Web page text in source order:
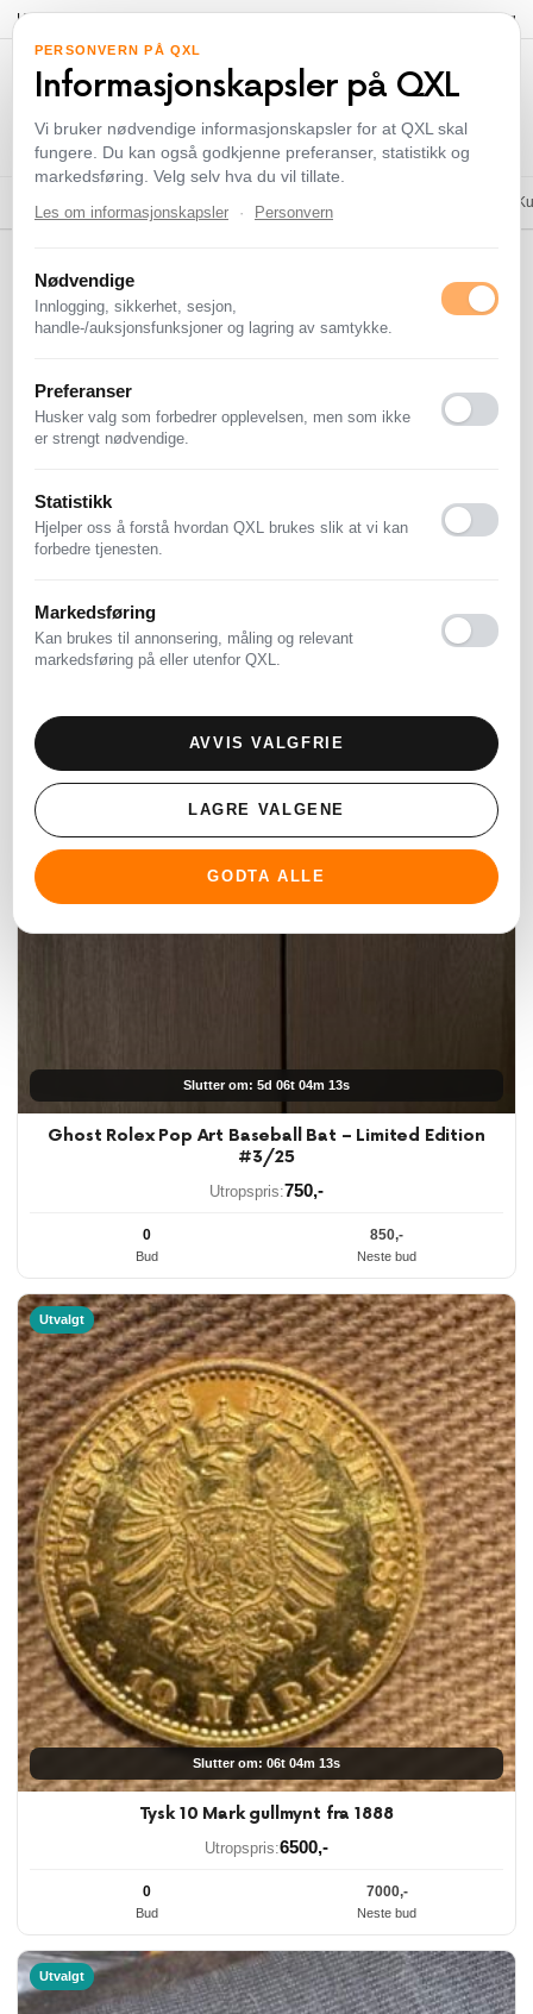
PERSONVERN PÅ QXL
Informasjonskapsler på QXL
Vi bruker nødvendige informasjonskapsler for at QXL skal
fungere. Du kan også godkjenne preferanser, statistikk og
markedsføring. Velg selv hva du vil tillate.
Les om informasjonskapsler · Personvern
Nødvendige
Innlogging, sikkerhet, sesjon,
handle-/auksjonsfunksjoner og lagring av samtykke.
Preferanser
Husker valg som forbedrer opplevelsen, men som ikke
er strengt nødvendige.
Statistikk
Hjelper oss å forstå hvordan QXL brukes slik at vi kan
forbedre tjenesten.
Markedsføring
Kan brukes til annonsering, måling og relevant
markedsføring på eller utenfor QXL.
AVVIS VALGFRIE
LAGRE VALGENE
GODTA ALLE
Hei!Logg innellerregistrer deg Selg
Frimerker Postkort Musikk - CD & Vinyl Samleobjekter, Antikviteter &
Spania
Har du noe å selge?Legg det ut på auksjon.Det er gratis å
selge på QXL.no
Se også ukens utvalgte
Utvalgt
Slutter om: 5d 06t 04m 12s
Ghost Rolex Pop Art Baseball Bat – Limited Edition
#3/25
Utropspris:750,-
0
Bud
850,-
Neste bud
Utvalgt
Slutter om: 06t 04m 12s
Tysk 10 Mark gullmynt fra 1888
Utropspris:6500,-
0
Bud
7000,-
Neste bud
Utvalgt